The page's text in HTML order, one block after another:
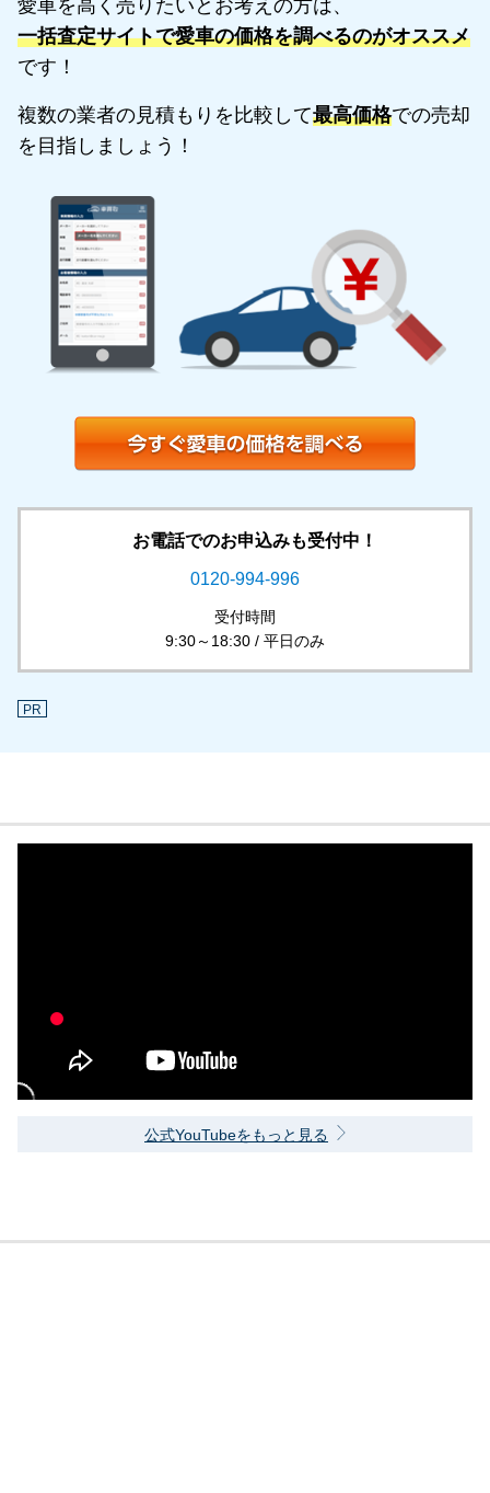
愛車を高く売りたいとお考えの方は、
一括査定サイトで愛車の価格を調べるのがオススメ
です！
複数の業者の見積もりを比較して最高価格での売却
を目指しましょう！
お電話でのお申込みも受付中！
0120-994-996
受付時間
9:30～18:30 / 平日のみ
PR
公式YouTubeをもっと見る